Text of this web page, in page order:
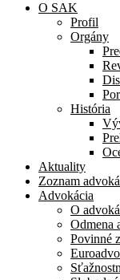
O SAK
Profil
Orgány
História
Aktuality
Zoznam
Advokácia
O
Odmena
Povinné